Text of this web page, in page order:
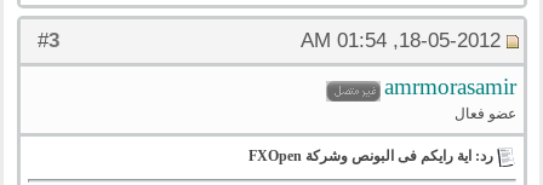
#
3 18-05-2012, 01:54 AM
amrmorasamir
عضو فعال
رد: اية رايكم فى البونص وشركة FXOpen